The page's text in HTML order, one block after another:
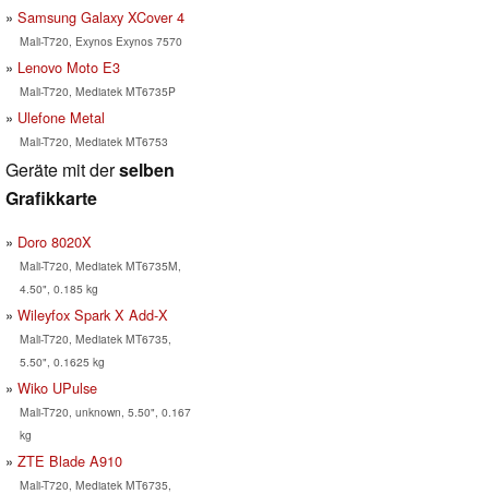
Samsung Galaxy XCover 4
Mali-T720, Exynos Exynos 7570
Lenovo Moto E3
Mali-T720, Mediatek MT6735P
Ulefone Metal
Mali-T720, Mediatek MT6753
Geräte mit derselben
Grafikkarte
Doro 8020X
Mali-T720, Mediatek MT6735M,
4.50", 0.185 kg
Wileyfox Spark X Add-X
Mali-T720, Mediatek MT6735,
5.50", 0.1625 kg
Wiko UPulse
Mali-T720, unknown, 5.50", 0.167
kg
ZTE Blade A910
Mali-T720, Mediatek MT6735,